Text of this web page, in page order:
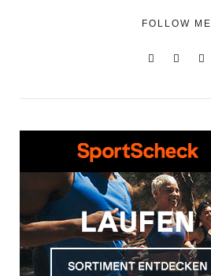
FOLLOW ME